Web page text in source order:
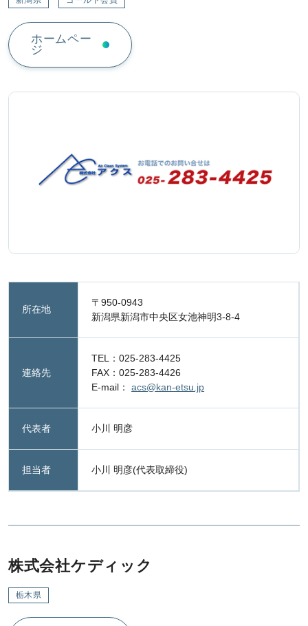
ホームペー
ジ
所在地
〒950-0943
新潟県新潟市中央区女池神明3-8-4
連絡先
TEL：025-283-4425
FAX：025-283-4426
E-mail：acs@kan-etsu.jp
代表者 小川 明彦
担当者 小川 明彦(代表取締役)
株式会社ケディック
栃木県